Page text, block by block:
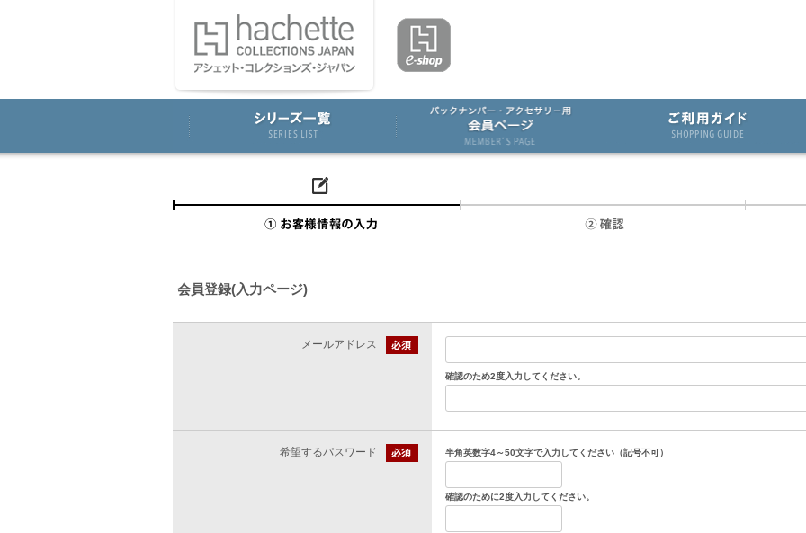
会員登録(入力ページ)
メールアドレス
確認のため2度入力してください。
希望するパスワード 半角英数字4～50文字で入力してください（記号不可）
確認のために2度入力してください。